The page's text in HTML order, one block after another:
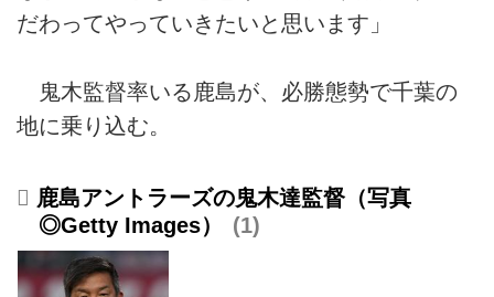
だわってやっていきたいと思います」
鬼木監督率いる鹿島が、必勝態勢で千葉の
地に乗り込む。
鹿島アントラーズの鬼木達監督（写真
◎Getty Images）
1